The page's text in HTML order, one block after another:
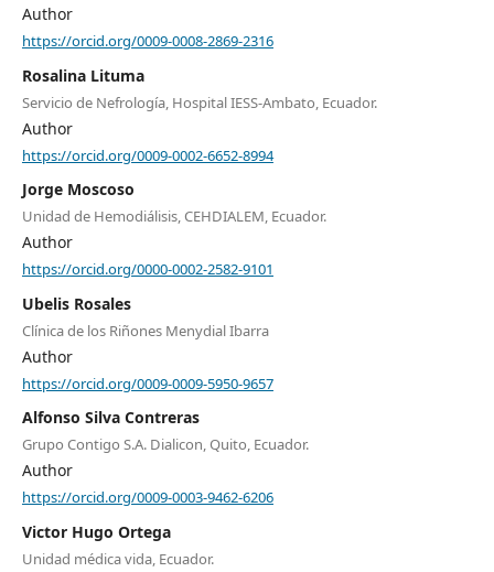
Author
https://orcid.org/0009-0008-2869-2316
Rosalina Lituma
Servicio de Nefrología, Hospital IESS-Ambato, Ecuador.
Author
https://orcid.org/0009-0002-6652-8994
Jorge Moscoso
Unidad de Hemodiálisis, CEHDIALEM, Ecuador.
Author
https://orcid.org/0000-0002-2582-9101
Ubelis Rosales
Clínica de los Riñones Menydial Ibarra
Author
https://orcid.org/0009-0009-5950-9657
Alfonso Silva Contreras
Grupo Contigo S.A. Dialicon, Quito, Ecuador.
Author
https://orcid.org/0009-0003-9462-6206
Victor Hugo Ortega
Unidad médica vida, Ecuador.